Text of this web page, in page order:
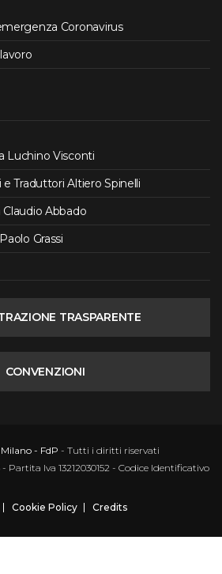
Coronavirus
Luchino Visconti
Traduttori Altiero Spinelli
Claudio Abbado
Grassi
TRASPARENTE
CONVENZIONI
- FdP - Tutti i diritti riservati
- Partita Iva 13212030152 - Codice Identificativo
Cookie Policy Credits